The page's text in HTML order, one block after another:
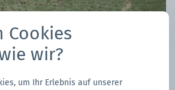
Cookies
wir?
um Ihr Erlebnis auf unserer